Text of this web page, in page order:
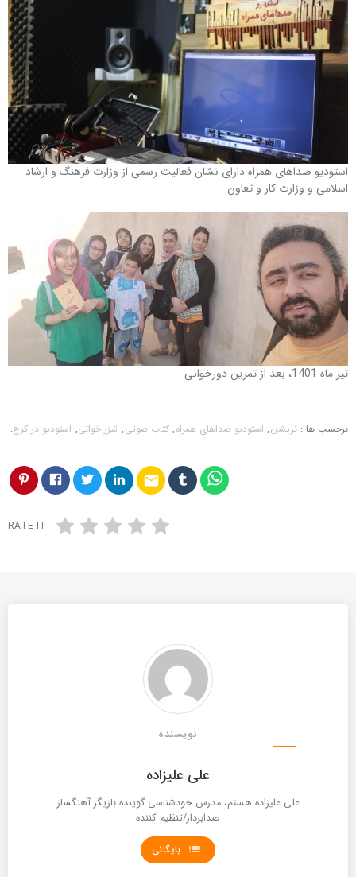
استودیو صداهای همراه دارای نشان فعالیت رسمی از وزارت فرهنگ و ارشاد
اسلامی و وزارت کار و تعاون
تیر ماه 1401، بعد از تمرین دورخوانی
برجسب ها : نریشن, استودیو صداهای همراه,کتاب صوتی, تیزر خوانی, استودیو در کرج.
email
RATE IT
نویسنده
علی علیزاده
علی علیزاده هستم، مدرس خودشناسی گوینده بازیگر آهنگساز
صدابردار/تنظیم کننده
list بایگانی